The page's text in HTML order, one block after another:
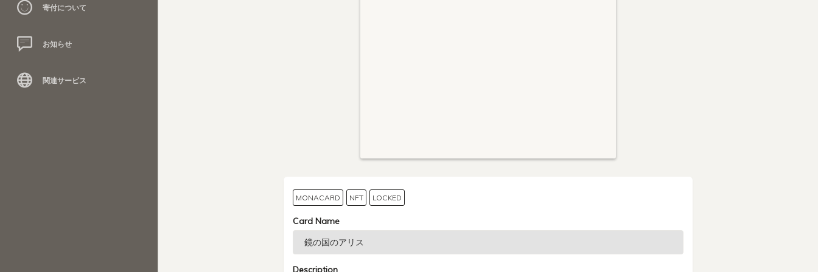
寄付について
お知らせ
関連サービス
MONACARD NFT LOCKED
Card Name
Description